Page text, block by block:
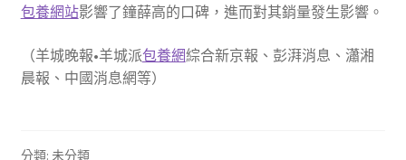
包養網站影響了鐘薛高的口碑，進而對其銷量發生影響。
（羊城晚報•羊城派包養網綜合新京報、彭湃消息、瀟湘
晨報、中國消息網等）
分類: 未分類